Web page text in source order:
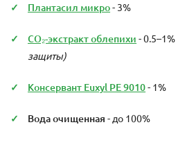
Плантасил микро- 3%
CO₂-экстракт облепихи - 0.5–1%
защиты)
Консервант Euxyl PE 9010- 1%
Вода очищенная - до 100%